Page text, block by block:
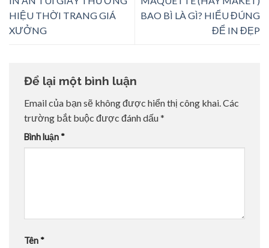
HIỆU THỜI TRANG GIÁ
XƯỞNG
BAO BÌ LÀ GÌ? HIỂU ĐÚNG
ĐỂ IN ĐẸP
Để lại một bình luận
Email của bạn sẽ không được hiển thị công khai.Các
trường bắt buộc được đánh dấu*
Bình luận *
Tên *